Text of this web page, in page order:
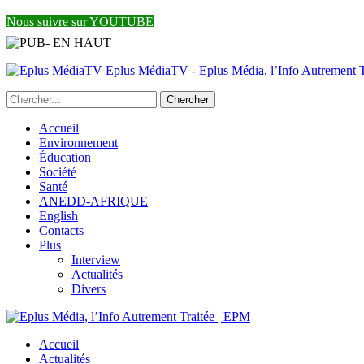
Nous suivre sur YOUTUBE
Eplus MédiaTV - Eplus Média, l’Info Autrement
Accueil
Environnement
Éducation
Société
Santé
ANEDD-AFRIQUE
English
Contacts
Plus
Interview
Actualités
Divers
Accueil
Actualités